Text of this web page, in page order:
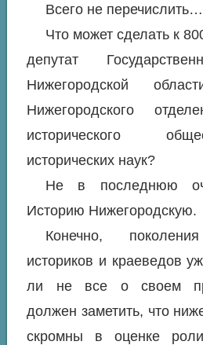
Всего не перечислить…
Что может сделать к
депутат
Нижегородской
Нижегородского
исторического
исторических наук?
Не в последнюю
Историю Нижегородскую.
Конечно,
историков и краеведов
ли не все о своем
должен заметить, что
скромны в оценке